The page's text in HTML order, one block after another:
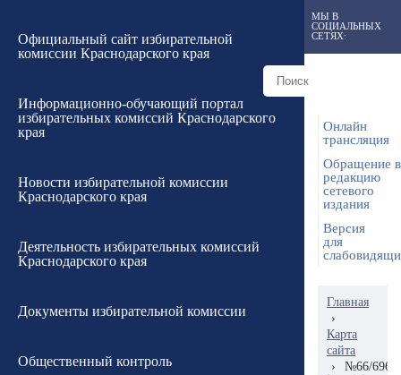
Официальный сайт избирательной
комиссии Краснодарского края
Информационно-обучающий портал
избирательных комиссий Краснодарского
края
Новости избирательной комиссии
Краснодарского края
Деятельность избирательных комиссий
Краснодарского края
Документы избирательной комиссии
Общественный контроль
МЫ В
СОЦИАЛЬНЫХ
СЕТЯХ:
Онлайн
трансляция
Обращение в
редакцию
сетевого
издания
Версия
для
Главная
›
Карта
сайта
›
№66/696-